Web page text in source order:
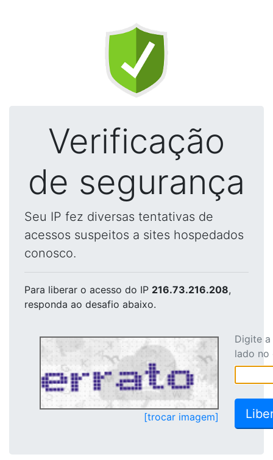
Verificação
de segurança
Seu IP fez diversas tentativas de
acessos suspeitos a sites hospedados
conosco.
Para liberar o acesso do IP 216.73.216.208,
responda ao desafio abaixo.
[trocar imagem]
Digite
lado no